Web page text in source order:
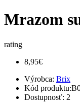
Mrazom
rating
8,95€
Výrobca: Brix
Kód produktu:
Dostupnosť: 2